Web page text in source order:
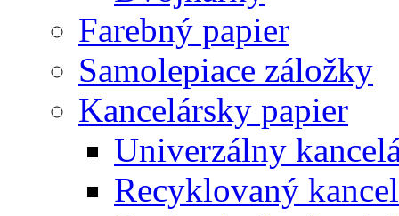
Farebný papier
Samolepiace záložky
Kancelársky papier
Univerzálny
Recyklovaný